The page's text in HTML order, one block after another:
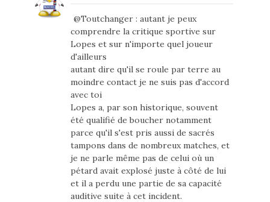
@Toutchanger : autant je peux
comprendre la critique sportive sur
Lopes et sur n'importe quel joueur
d'ailleurs
autant dire qu'il se roule par terre au
moindre contact je ne suis pas d'accord
avec toi
Lopes a, par son historique, souvent
été qualifié de boucher notamment
parce qu'il s'est pris aussi de sacrés
tampons dans de nombreux matches, et
je ne parle même pas de celui où un
pétard avait explosé juste à côté de lui
et il a perdu une partie de sa capacité
auditive suite à cet incident.